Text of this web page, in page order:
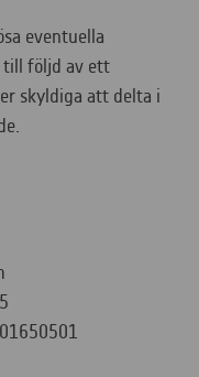
eventuella
till följd av ett
skyldiga att delta i